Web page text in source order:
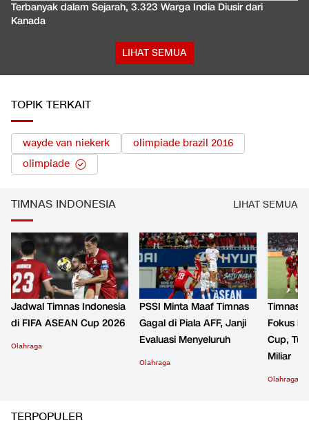
Terbanyak dalam Sejarah, 3.323 Warga India Diusir dari
Kanada
LIHAT SEMUA
TOPIK TERKAIT
wayde van niekerk
olimpiade brazil 2016
olimpiade
TIMNAS INDONESIA LIHAT SEMUA
Jadwal Timnas Indonesia
di FIFA ASEAN Cup 2026
Olahraga
PSSI Minta Maaf Timnas
Gagal di Piala AFF, Janji
Evaluasi Menyeluruh
Olahraga
Timnas
Fokus
Cup,
Miliar
Olahraga
TERPOPULER